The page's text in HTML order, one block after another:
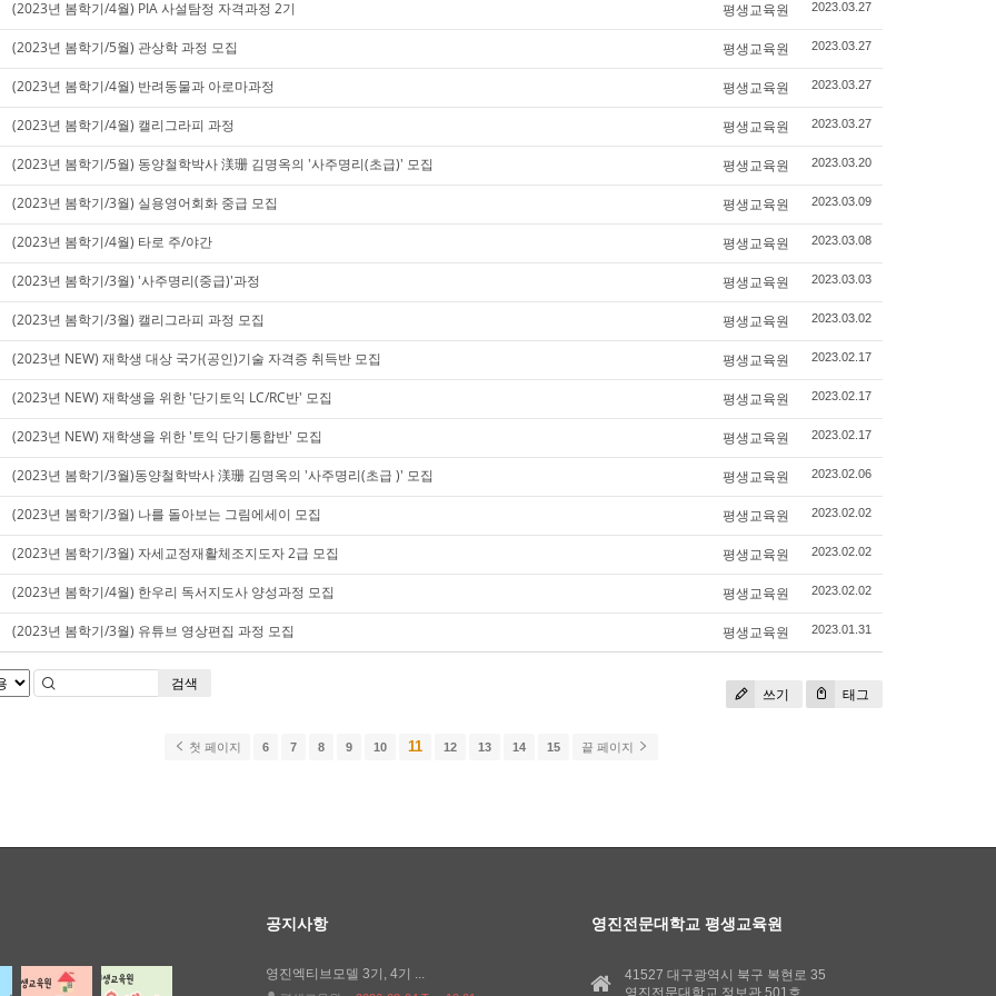
(2023년 봄학기/4월) PIA 사설탐정 자격과정 2기 평생교육원 2023.03.27
(2023년 봄학기/5월) 관상학 과정 모집 평생교육원 2023.03.27
(2023년 봄학기/4월) 반려동물과 아로마과정 평생교육원 2023.03.27
(2023년 봄학기/4월) 캘리그라피 과정 평생교육원 2023.03.27
(2023년 봄학기/5월) 동양철학박사 渼珊 김명옥의 '사주명리(초급)' 모집 평생교육원 2023.03.20
(2023년 봄학기/3월) 실용영어회화 중급 모집 평생교육원 2023.03.09
(2023년 봄학기/4월) 타로 주/야간 평생교육원 2023.03.08
(2023년 봄학기/3월) '사주명리(중급)'과정 평생교육원 2023.03.03
(2023년 봄학기/3월) 캘리그라피 과정 모집 평생교육원 2023.03.02
(2023년 NEW) 재학생 대상 국가(공인)기술 자격증 취득반 모집 평생교육원 2023.02.17
(2023년 NEW) 재학생을 위한 '단기토익 LC/RC반' 모집 평생교육원 2023.02.17
(2023년 NEW) 재학생을 위한 '토익 단기통합반' 모집 평생교육원 2023.02.17
(2023년 봄학기/3월)동양철학박사 渼珊 김명옥의 '사주명리(초급 )' 모집 평생교육원 2023.02.06
(2023년 봄학기/3월) 나를 돌아보는 그림에세이 모집 평생교육원 2023.02.02
(2023년 봄학기/3월) 자세교정재활체조지도자 2급 모집 평생교육원 2023.02.02
(2023년 봄학기/4월) 한우리 독서지도사 양성과정 모집 평생교육원 2023.02.02
(2023년 봄학기/3월) 유튜브 영상편집 과정 모집 평생교육원 2023.01.31
쓰기 태그
검색
첫 페이지 6 7 8 9 10 11 12 13 14 15 끝 페이지
공지사항
영진엑티브모델 3기, 4기 ...
영진전문대학교 평생교육원
41527 대구광역시 북구 복현로 35
영진전문대학교 정보관 501호